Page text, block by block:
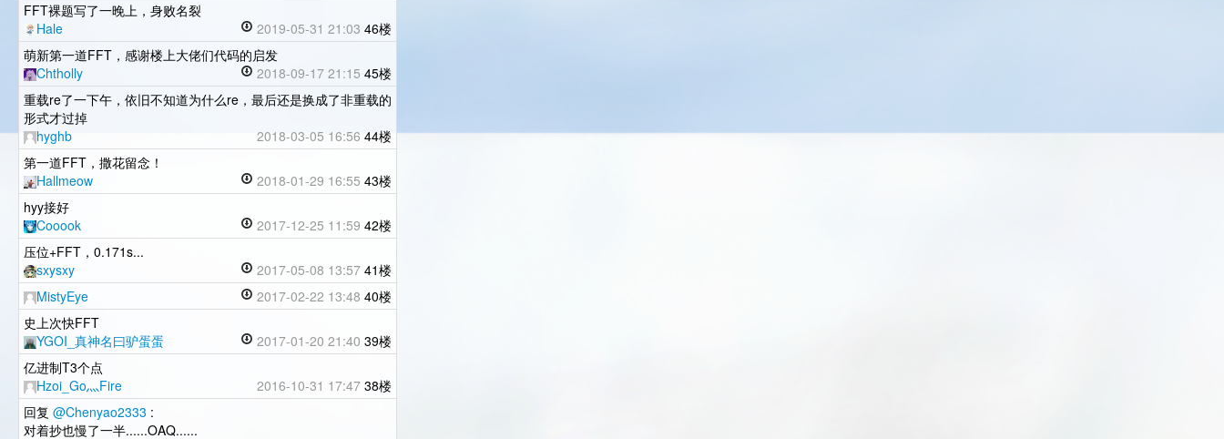
FFT裸题写了一晚上，身败名裂
Hale
2019-05-31 21:03 46楼
萌新第一道FFT，感谢楼上大佬们代码的启发
Chtholly
2018-09-17 21:15 45楼
重载re了一下午，依旧不知道为什么re，最后还是换成了非重载的
形式才过掉
hyghb
2018-03-05 16:56 44楼
第一道FFT，撒花留念！
Hallmeow
2018-01-29 16:55 43楼
hyy接好
Cooook
2017-12-25 11:59 42楼
压位+FFT，0.171s...
sxysxy
2017-05-08 13:57 41楼
‎MistyEye
2017-02-22 13:48 40楼
史上次快FFT
YGOI_真神名曰驴蛋蛋
2017-01-20 21:40 39楼
亿进制T3个点
Hzoi_Go灬Fire
2016-10-31 17:47 38楼
回复 @Chenyao2333 :
对着抄也慢了一半......OAQ......